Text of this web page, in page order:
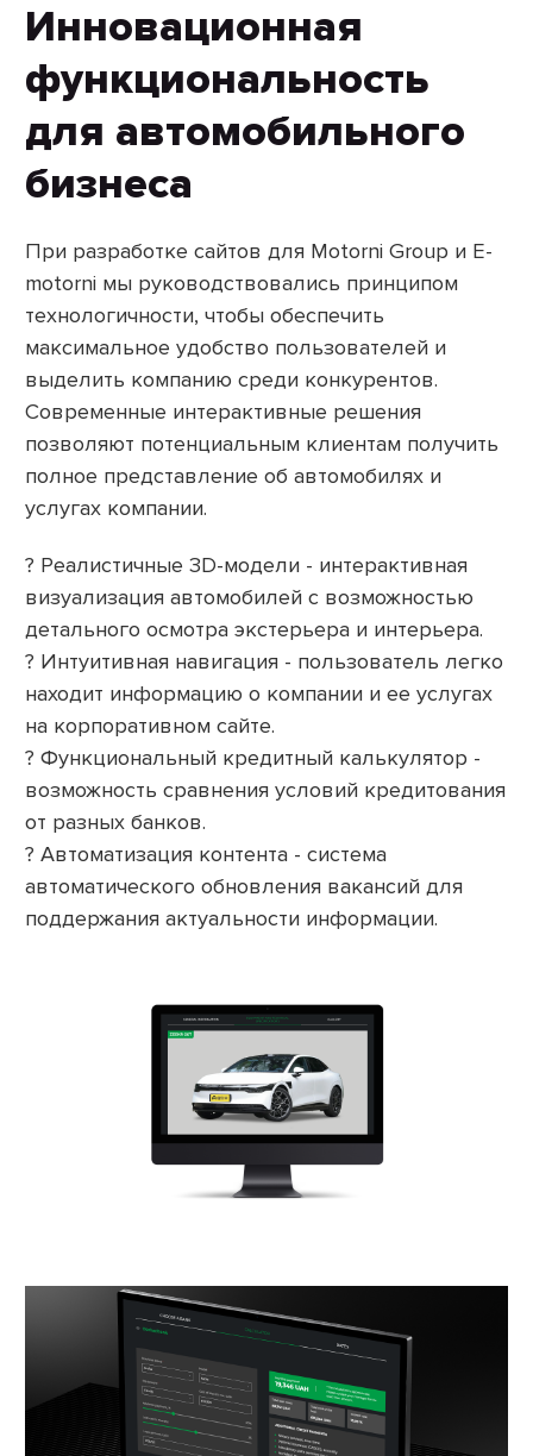
Инновационная
функциональность
для автомобильного
бизнеса
При разработке сайтов для Motorni Group и E-
motorni мы руководствовались принципом
технологичности, чтобы обеспечить
максимальное удобство пользователей и
выделить компанию среди конкурентов.
Современные интерактивные решения
позволяют потенциальным клиентам получить
полное представление об автомобилях и
услугах компании.
? Реалистичные 3D-модели - интерактивная
визуализация автомобилей с возможностью
детального осмотра экстерьера и интерьера.
? Интуитивная навигация - пользователь легко
находит информацию о компании и ее услугах
на корпоративном сайте.
? Функциональный кредитный калькулятор -
возможность сравнения условий кредитования
от разных банков.
? Автоматизация контента - система
автоматического обновления вакансий для
поддержания актуальности информации.